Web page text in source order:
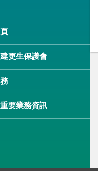
更生保護會
要業務資訊